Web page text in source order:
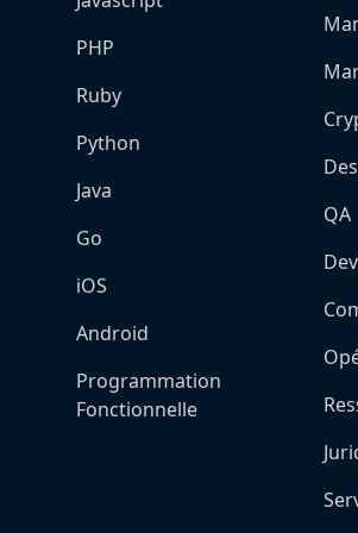
PHP
Ruby
Python
Java
Go
iOS
Android
Programmation
Fonctionnelle
QA